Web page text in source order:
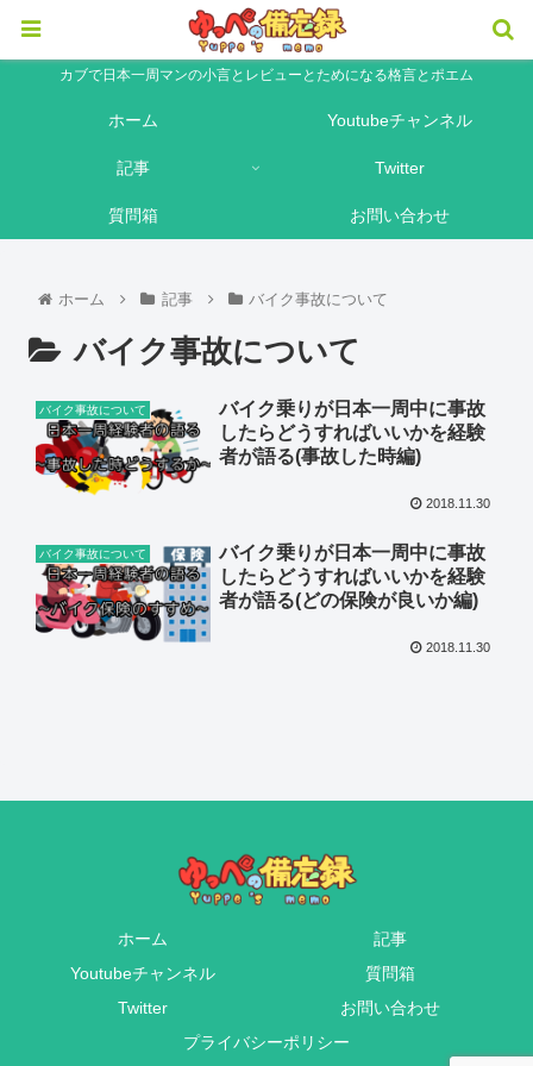
カブで日本一周マンの小言とレビューとためになる格言とポエム
ホーム Youtubeチャンネル
記事 Twitter
質問箱 お問い合わせ
ホーム 記事 バイク事故について
バイク事故について
バイク事故について
バイク乗りが日本一周中に事故
したらどうすればいいかを経験
者が語る(事故した時編)
2018.11.30
バイク事故について
バイク乗りが日本一周中に事故
したらどうすればいいかを経験
者が語る(どの保険が良いか編)
2018.11.30
ホーム
記事
Youtubeチャンネル
質問箱
Twitter
お問い合わせ
プライバシーポリシー